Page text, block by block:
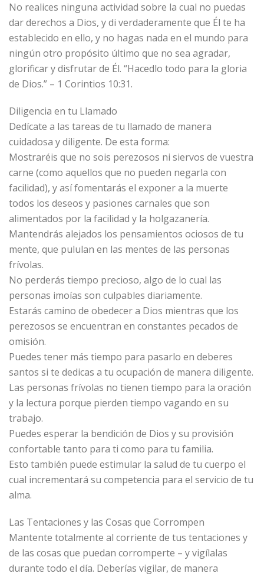
No realices ninguna actividad sobre la cual no puedas
dar derechos a Dios, y di verdaderamente que Él te ha
establecido en ello, y no hagas nada en el mundo para
ningún otro propósito último que no sea agradar,
glorificar y disfrutar de Él. “Hacedlo todo para la gloria
de Dios.” – 1 Corintios 10:31.
Diligencia en tu Llamado
Dedícate a las tareas de tu llamado de manera
cuidadosa y diligente. De esta forma:
Mostraréis que no sois perezosos ni siervos de vuestra
carne (como aquellos que no pueden negarla con
facilidad), y así fomentarás el exponer a la muerte
todos los deseos y pasiones carnales que son
alimentados por la facilidad y la holgazanería.
Mantendrás alejados los pensamientos ociosos de tu
mente, que pululan en las mentes de las personas
frívolas.
No perderás tiempo precioso, algo de lo cual las
personas imoías son culpables diariamente.
Estarás camino de obedecer a Dios mientras que los
perezosos se encuentran en constantes pecados de
omisión.
Puedes tener más tiempo para pasarlo en deberes
santos si te dedicas a tu ocupación de manera diligente.
Las personas frívolas no tienen tiempo para la oración
y la lectura porque pierden tiempo vagando en su
trabajo.
Puedes esperar la bendición de Dios y su provisión
confortable tanto para ti como para tu familia.
Esto también puede estimular la salud de tu cuerpo el
cual incrementará su competencia para el servicio de tu
alma.
Las Tentaciones y las Cosas que Corrompen
Mantente totalmente al corriente de tus tentaciones y
de las cosas que puedan corromperte – y vigílalas
durante todo el día. Deberías vigilar, de manera